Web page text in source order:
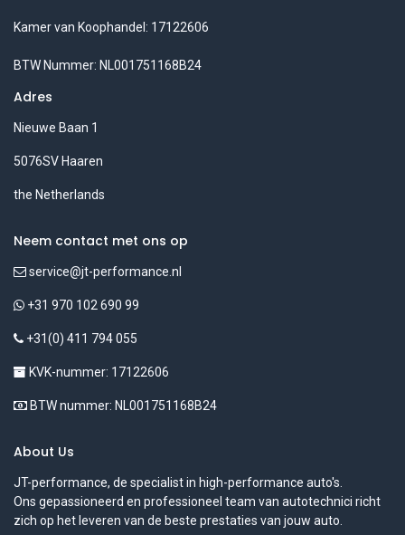
Kamer van Koophandel: 17122606
BTW Nummer: NL001751168B24
Adres
Nieuwe Baan 1
5076SV Haaren
the Netherlands
Neem contact met ons op
service@jt-performance.nl
+31 970 102 690 99
+31(0) 411 794 055
KVK-nummer: 17122606
BTW nummer: NL001751168B24
About Us
JT-performance, de specialist in high-performance auto's.
Ons gepassioneerd en professioneel team van autotechnici richt
zich op het leveren van de beste prestaties van jouw auto.